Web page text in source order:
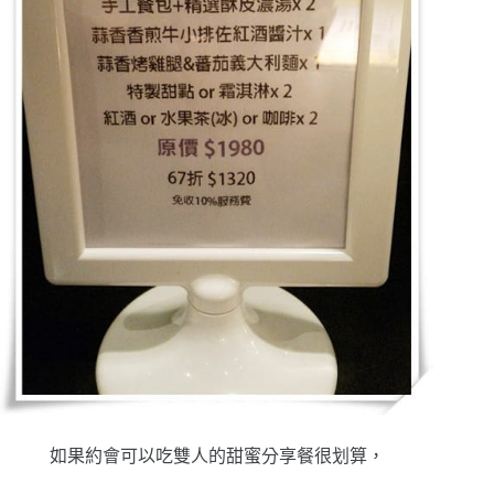
如果約會可以吃雙人的甜蜜分享餐很划算，